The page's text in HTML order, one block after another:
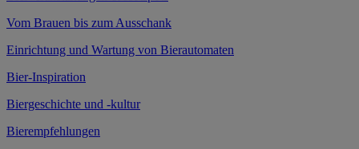
Vom Brauen bis zum Ausschank
Einrichtung und Wartung von Bierautomaten
Bier-Inspiration
Biergeschichte und -kultur
Bierempfehlungen